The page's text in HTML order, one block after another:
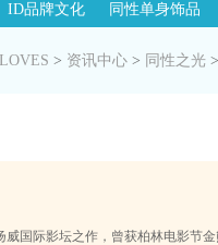
ID品牌文化 同性单身饰品
> 资讯中心 > 同性之光 >
威国际影坛之作，曾获柏林电影节